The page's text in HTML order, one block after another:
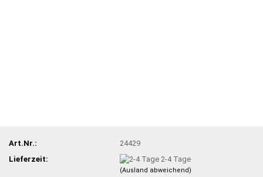
Art.Nr.:
24429
Lieferzeit:
2-4 Tage
(Ausland abweichend)